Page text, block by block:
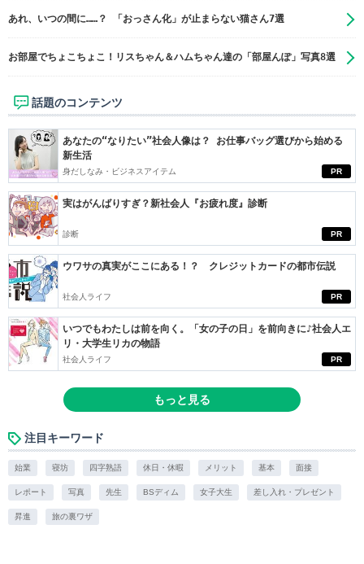
あれ、いつの間に……？ 「おっさん化」が止まらない猫さん7選
お部屋でちょこちょこ！リスちゃん＆ハムちゃん達の「部屋んぽ」写真8選
話題のコンテンツ
PR
あなたの“なりたい”社会人像は？ お仕事バッグ選びから始める
新生活
身だしなみ・ビジネスアイテム
PR
実はがんばりすぎ？新社会人『お疲れ度』診断
診断
PR
ウワサの真実がここにある！？ クレジットカードの都市伝説
社会人ライフ
PR
いつでもわたしは前を向く。「女の子の日」を前向きに♪社会人エ
リ・大学生リカの物語
社会人ライフ
もっと見る
注目キーワード
始業 寝坊 四字熟語 休日・休暇 メリット 基本 面接
レポート 写真 先生 BSディム 女子大生 差し入れ・プレゼント
昇進 旅の裏ワザ